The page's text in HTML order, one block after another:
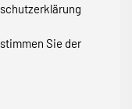
Sie der
für